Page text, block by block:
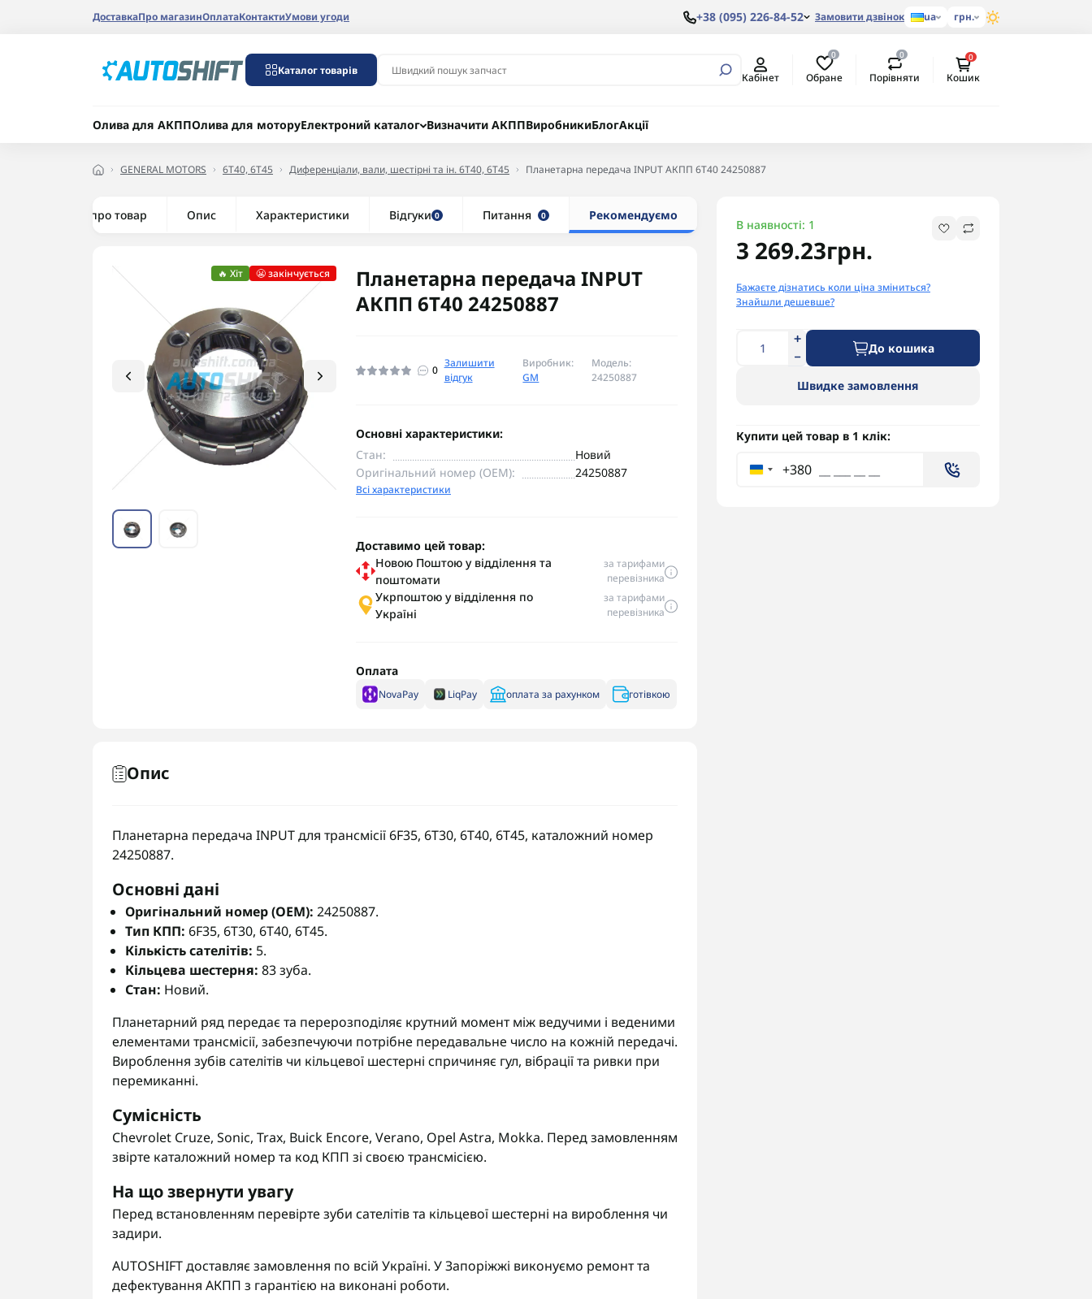
ДоставкаПро магазинОплатаКонтактиУмови угоди +38 (095) 226-84-52 Замовити дзвінок ua грн.
Каталог товарів
Кабінет
0
Обране
0
Порівняти
0
Кошик
Олива для АКППОлива для моторуЕлектроний каталог Визначити АКППВиробникиБлогАкції
GENERAL MOTORS 6T40, 6T45 Диференціали, вали, шестірні та ін. 6T40, 6T45 Планетарна передача INPUT АКПП 6T40 24250887
Все про товар Опис Характеристики Відгуки 0 Питання 0 Рекомендуємо
🔥 Хіт 😬 закінчується
Планетарна передача INPUT
АКПП 6T40 24250887
0
Залишити
відгук
Виробник:
GM
Модель:
24250887
В наявності: 1
3 269.23грн.
Бажаєте дізнатись коли ціна зміниться?
Знайшли дешевше?
До кошика
Швидке замовлення
Купити цей товар в 1 клік:
+380
Основні характеристики:
Стан:
Новий
Оригінальний номер (OEM):
24250887
Всі характеристики
Доставимо цей товар:
Новою Поштою у відділення та
поштомати
за тарифами
перевізника
Укрпоштою у відділення по
Україні
за тарифами
перевізника
Оплата
NovaPay LiqPay оплата за рахунком готівкою
Опис
Планетарна передача INPUT для трансмісії 6F35, 6T30, 6T40, 6T45, каталожний номер
24250887.
Основні дані
Оригінальний номер (OEM): 24250887.
Тип КПП: 6F35, 6T30, 6T40, 6T45.
Кількість сателітів: 5.
Кільцева шестерня: 83 зуба.
Стан: Новий.
Планетарний ряд передає та перерозподіляє крутний момент між ведучими і веденими
елементами трансмісії, забезпечуючи потрібне передавальне число на кожній передачі.
Вироблення зубів сателітів чи кільцевої шестерні спричиняє гул, вібрації та ривки при
перемиканні.
Сумісність
Chevrolet Cruze, Sonic, Trax, Buick Encore, Verano, Opel Astra, Mokka. Перед замовленням
звірте каталожний номер та код КПП зі своєю трансмісією.
На що звернути увагу
Перед встановленням перевірте зуби сателітів та кільцевої шестерні на вироблення чи
задири.
AUTOSHIFT доставляє замовлення по всій Україні. У Запоріжжі виконуємо ремонт та
дефектування АКПП з гарантією на виконані роботи.